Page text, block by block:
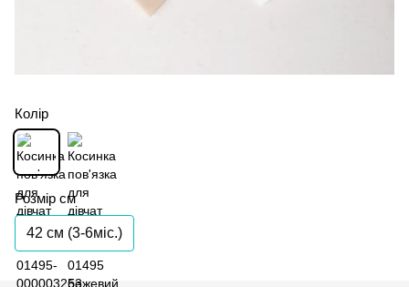
Колір
Розмір см
42 см (3-6міс.)